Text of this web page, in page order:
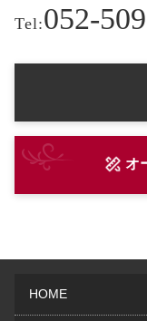
Tel:052-
オ
HOME